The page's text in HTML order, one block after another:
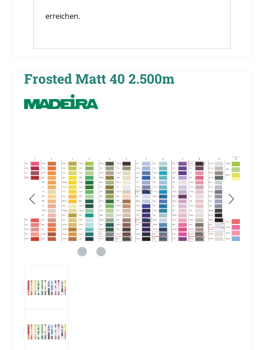
erreichen.
Frosted Matt 40 2.500m